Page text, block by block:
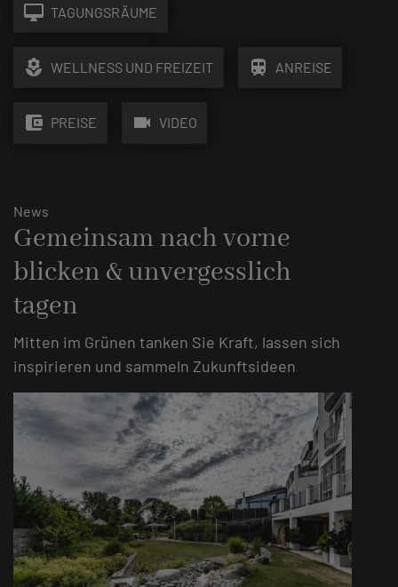
desktop_mac TAGUNGSRÄUME
local_florist WELLNESS UND FREIZEIT train ANREISE
account_balance_wallet PREISE videocam VIDEO
News
Gemeinsam nach vorne
blicken & unvergesslich
tagen
Mitten im Grünen tanken Sie Kraft, lassen sich
inspirieren und sammeln Zukunftsideen